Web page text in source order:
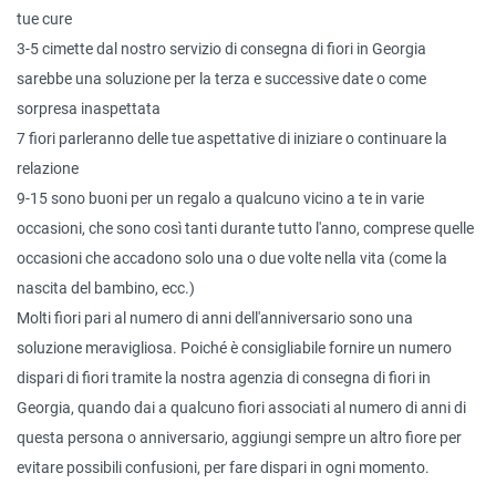
tue cure
3-5 cimette dal nostro servizio di consegna di fiori in Georgia
sarebbe una soluzione per la terza e successive date o come
sorpresa inaspettata
7 fiori parleranno delle tue aspettative di iniziare o continuare la
relazione
9-15 sono buoni per un regalo a qualcuno vicino a te in varie
occasioni, che sono così tanti durante tutto l'anno, comprese quelle
occasioni che accadono solo una o due volte nella vita (come la
nascita del bambino, ecc.)
Molti fiori pari al numero di anni dell'anniversario sono una
soluzione meravigliosa. Poiché è consigliabile fornire un numero
dispari di fiori tramite la nostra agenzia di consegna di fiori in
Georgia, quando dai a qualcuno fiori associati al numero di anni di
questa persona o anniversario, aggiungi sempre un altro fiore per
evitare possibili confusioni, per fare dispari in ogni momento.